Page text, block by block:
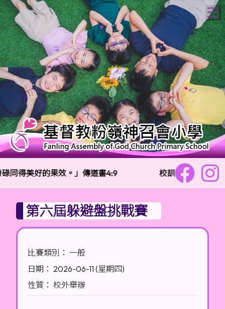
同得美好的果效。」傳道書4:9 校訓： 樂善勇敢 信
第六屆躲避盤挑戰賽
比賽類別： 一般
日期： 2026-06-11 (星期四)
性質： 校外舉辦